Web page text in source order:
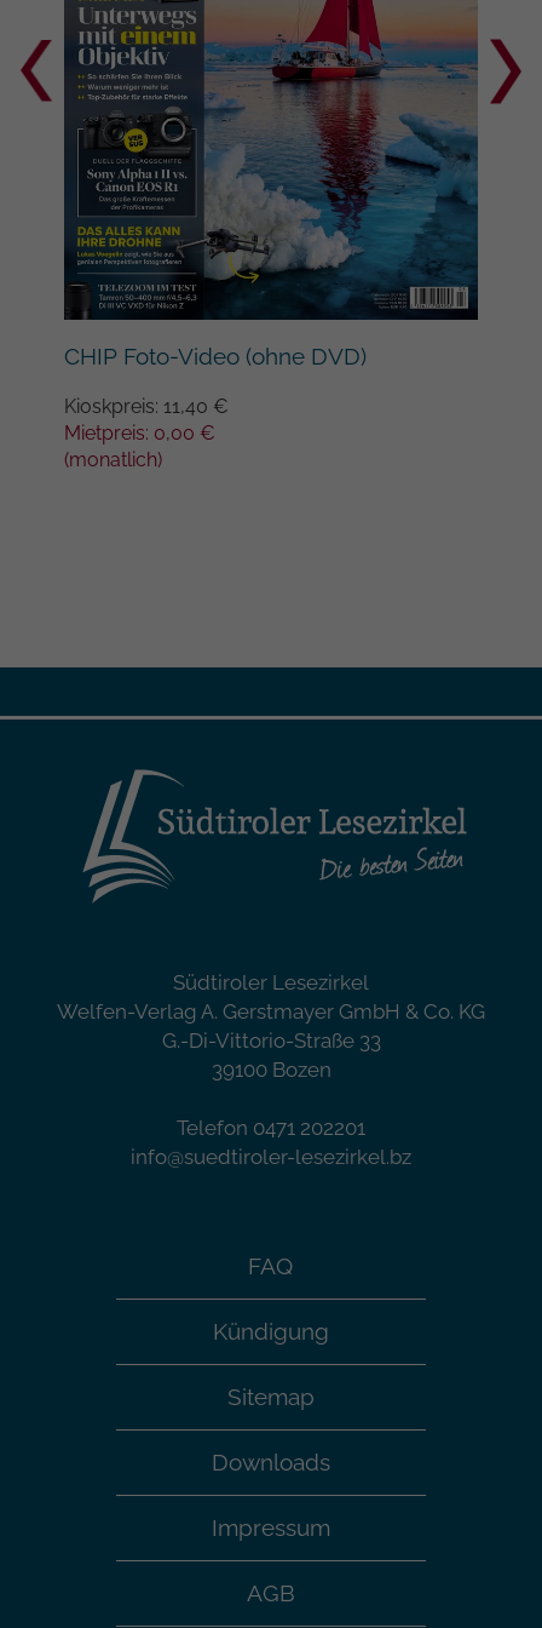
CHIP Foto-Video (ohne DVD)
Kioskpreis: 11,40 €
Mietpreis: 0,00 €
(monatlich)
Südtiroler Lesezirkel
Welfen-Verlag A. Gerstmayer GmbH & Co. KG
G.-Di-Vittorio-Straße 33
39100 Bozen
Telefon 0471 202201
info@suedtiroler-lesezirkel.bz
FAQ
Kündigung
Sitemap
Downloads
Impressum
AGB
Google auf Websites mit hohem
Datenaufkommen aufgezeichnete
Datenmenge begrenzt wird.